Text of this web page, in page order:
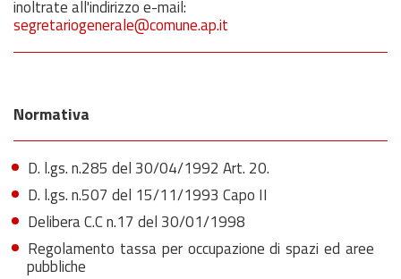
inoltrate all'indirizzo e-mail:
segretariogenerale@comune.ap.it
Normativa
D. l.gs. n.285 del 30/04/1992 Art. 20.
D. l.gs. n.507 del 15/11/1993 Capo II
Delibera C.C n.17 del 30/01/1998
Regolamento tassa per occupazione di spazi ed aree
pubbliche